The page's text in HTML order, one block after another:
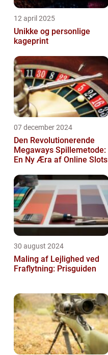
12 april 2025
Unikke og personlige
kageprint
07 december 2024
Den Revolutionerende
Megaways Spillemetode:
En Ny Æra af Online Slots
30 august 2024
Maling af Lejlighed ved
Fraflytning: Prisguiden